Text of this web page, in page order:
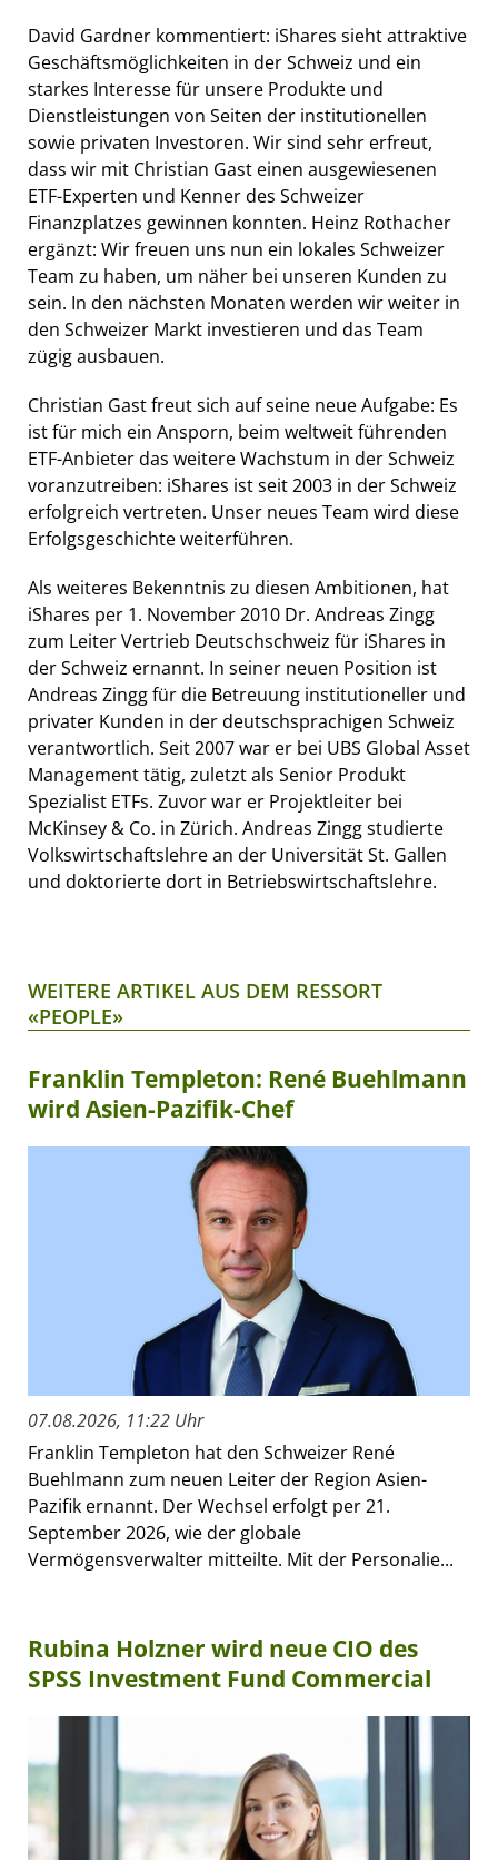
David Gardner kommentiert: iShares sieht attraktive
Geschäftsmöglichkeiten in der Schweiz und ein
starkes Interesse für unsere Produkte und
Dienstleistungen von Seiten der institutionellen
sowie privaten Investoren. Wir sind sehr erfreut,
dass wir mit Christian Gast einen ausgewiesenen
ETF-Experten und Kenner des Schweizer
Finanzplatzes gewinnen konnten. Heinz Rothacher
ergänzt: Wir freuen uns nun ein lokales Schweizer
Team zu haben, um näher bei unseren Kunden zu
sein. In den nächsten Monaten werden wir weiter in
den Schweizer Markt investieren und das Team
zügig ausbauen.
Christian Gast freut sich auf seine neue Aufgabe: Es
ist für mich ein Ansporn, beim weltweit führenden
ETF-Anbieter das weitere Wachstum in der Schweiz
voranzutreiben: iShares ist seit 2003 in der Schweiz
erfolgreich vertreten. Unser neues Team wird diese
Erfolgsgeschichte weiterführen.
Als weiteres Bekenntnis zu diesen Ambitionen, hat
iShares per 1. November 2010 Dr. Andreas Zingg
zum Leiter Vertrieb Deutschschweiz für iShares in
der Schweiz ernannt. In seiner neuen Position ist
Andreas Zingg für die Betreuung institutioneller und
privater Kunden in der deutschsprachigen Schweiz
verantwortlich. Seit 2007 war er bei UBS Global Asset
Management tätig, zuletzt als Senior Produkt
Spezialist ETFs. Zuvor war er Projektleiter bei
McKinsey & Co. in Zürich. Andreas Zingg studierte
Volkswirtschaftslehre an der Universität St. Gallen
und doktorierte dort in Betriebswirtschaftslehre.
WEITERE ARTIKEL AUS DEM RESSORT
«PEOPLE»
Franklin Templeton: René Buehlmann
wird Asien-Pazifik-Chef
07.08.2026, 11:22 Uhr
Franklin Templeton hat den Schweizer René
Buehlmann zum neuen Leiter der Region Asien-
Pazifik ernannt. Der Wechsel erfolgt per 21.
September 2026, wie der globale
Vermögensverwalter mitteilte. Mit der Personalie...
Rubina Holzner wird neue CIO des
SPSS Investment Fund Commercial